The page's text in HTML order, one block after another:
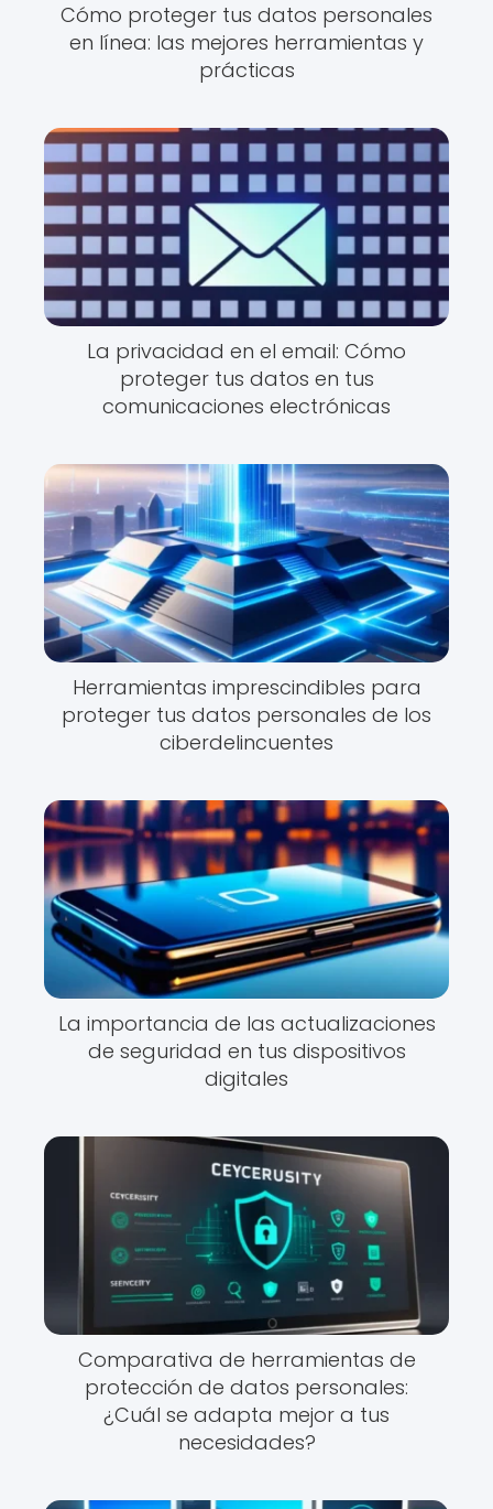
Cómo proteger tus datos personales
en línea: las mejores herramientas y
prácticas
La privacidad en el email: Cómo
proteger tus datos en tus
comunicaciones electrónicas
Herramientas imprescindibles para
proteger tus datos personales de los
ciberdelincuentes
La importancia de las actualizaciones
de seguridad en tus dispositivos
digitales
Comparativa de herramientas de
protección de datos personales:
¿Cuál se adapta mejor a tus
necesidades?